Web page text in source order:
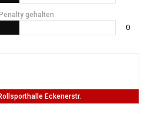
gehalten
0
Eckenerstr.